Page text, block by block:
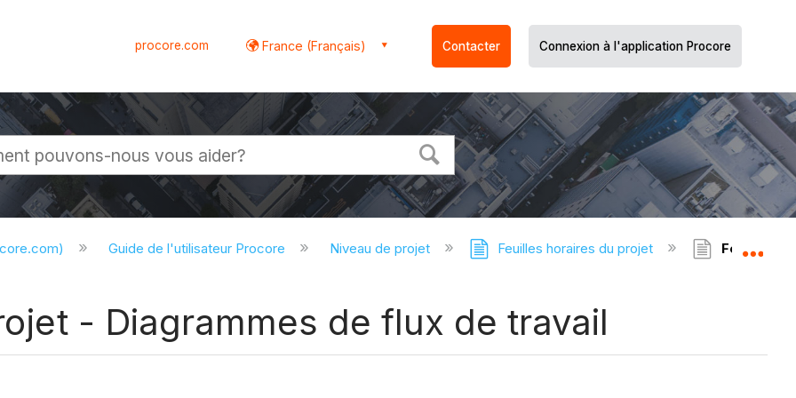
procore.com France (Français) Contacter Connexion à l'application Procore
Guide de l'utilisateur Procore Niveau de projet Feuilles horaires du projet Feuilles
- Diagrammes de flux de travail